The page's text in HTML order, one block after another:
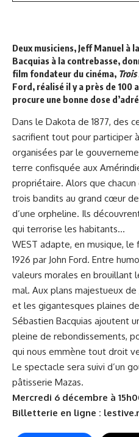
Deux musiciens, Jeff Manuel à
Bacquias à la contrebasse,
film fondateur du cinéma,
Ford, réalisé il y a près de 100
procure une bonne dose
Dans le Dakota de 1877, des
sacrifient tout pour participer
organisées par le
terre confisquée aux
propriétaire. Alors que
trois bandits au grand cœur
d’une orpheline. Ils
qui terrorise les habitants…
WEST adapte, en musique,
1926 par John Ford. Entre
valeurs morales en brouillant
mal. Aux plans majestueux
et les gigantesques plaines
Sébastien Bacquias ajoutent
pleine de rebondissements,
qui nous emmène tout droit
Le spectacle sera suivi d’un
pâtisserie Mazas.
Mercredi 6 décembre à
Billetterie en ligne :